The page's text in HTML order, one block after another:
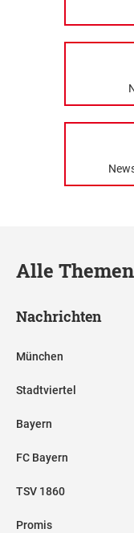
Alle
Nachrichten
München
Stadtviertel
Bayern
FC Bayern
TSV 1860
Promis